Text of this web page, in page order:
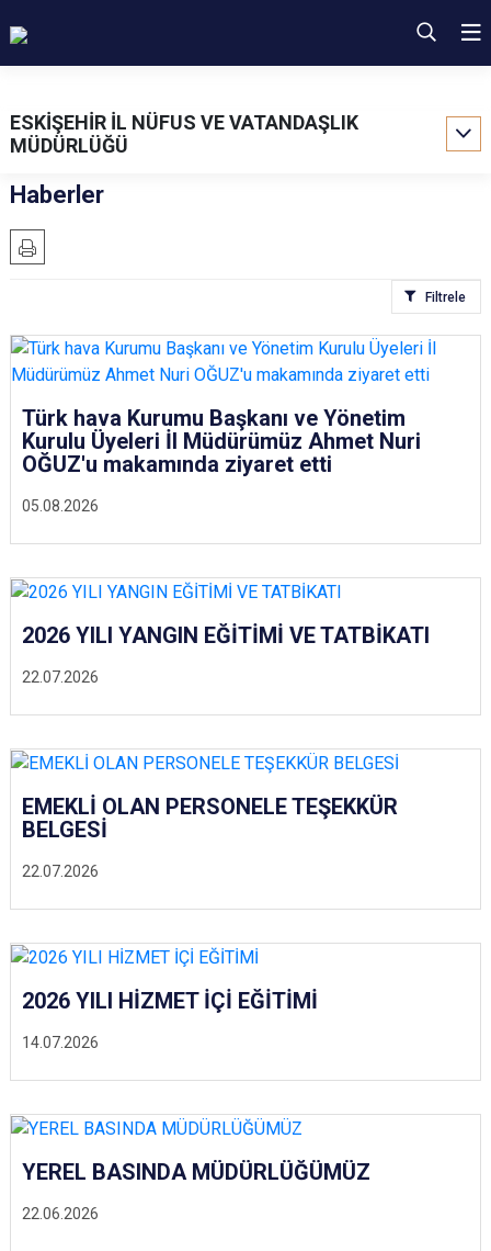
ESKİŞEHİR İL NÜFUS VE VATANDAŞLIK
MÜDÜRLÜĞÜ
Haberler
Filtrele
05.08.2026
Türk hava Kurumu Başkanı ve Yönetim
Kurulu Üyeleri İl Müdürümüz Ahmet Nuri
OĞUZ'u makamında ziyaret etti
22.07.2026
2026 YILI YANGIN EĞİTİMİ VE TATBİKATI
22.07.2026
EMEKLİ OLAN PERSONELE TEŞEKKÜR
BELGESİ
14.07.2026
2026 YILI HİZMET İÇİ EĞİTİMİ
22.06.2026
YEREL BASINDA MÜDÜRLÜĞÜMÜZ